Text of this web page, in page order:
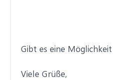
Gibt es eine
Viele Grüße,